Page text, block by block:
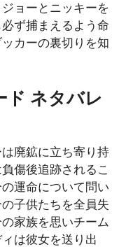
ョーとニッキーを
ず捕まえるよう命
カーの裏切りを知
ド ネタバレ
廃鉱に立ち寄り持
傷後追跡されるこ
運命について問い
子供たちを全員失
家族を思いチーム
は彼女を送り出